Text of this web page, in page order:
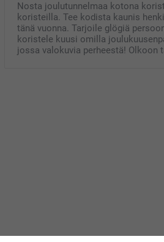
Nosta joulutunnelmaa kotona
koristeilla. Tee kodista kaunis
tänä vuonna. Tarjoile glögiä
koristele kuusi omilla
jossa valokuvia perheestä! Olkoon